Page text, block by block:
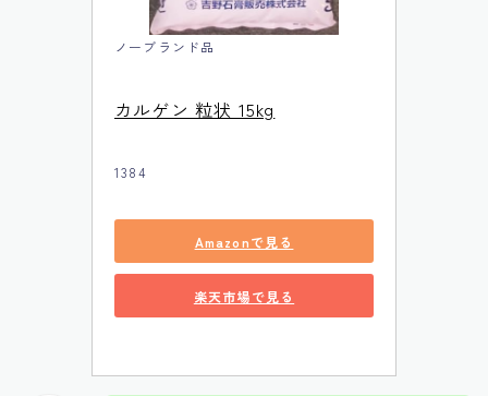
ノーブランド品
カルゲン 粒状 15kg
1384
Amazonで見る
楽天市場で見る